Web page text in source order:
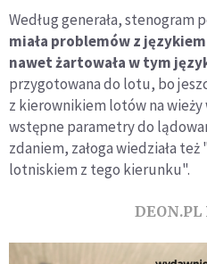
Według generała, stenogram
miała problemów z
nawet żartowała w tym
przygotowana do lotu, bo
z kierownikiem lotów na wieży
wstępne parametry do
zdaniem, załoga wiedziała
lotniskiem z tego kierunku".
DEON.PL